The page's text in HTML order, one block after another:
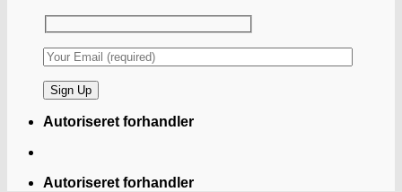
Autoriseret forhandler
Autoriseret forhandler